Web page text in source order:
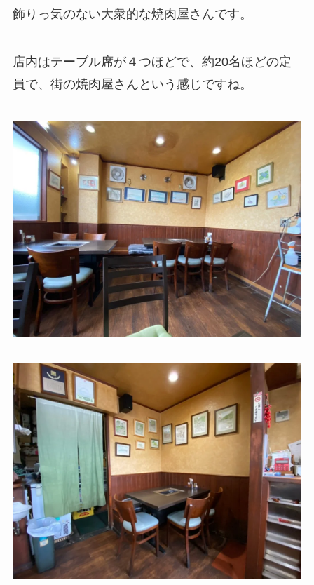
飾りっ気のない大衆的な焼肉屋さんです。
店内はテーブル席が４つほどで、約20名ほどの定
員で、街の焼肉屋さんという感じですね。